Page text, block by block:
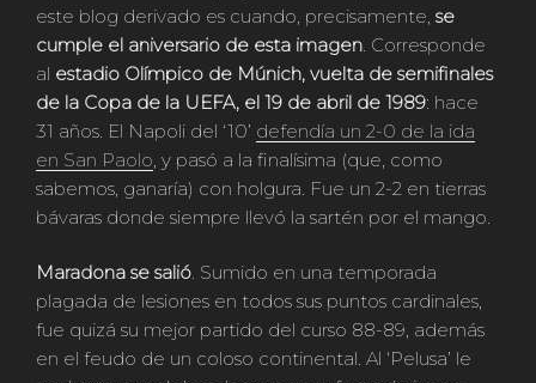
este blog derivado es cuando, precisamente, se
cumple el aniversario de esta imagen . Corresponde
al estadio Olímpico de Múnich, vuelta de semifinales
de la Copa de la UEFA, el 19 de abril de 1989: hace
31 años. El Napoli del ‘10’ defendía un 2-0 de la ida
en San Paolo , y pasó a la finalísima (que, como
sabemos, ganaría) con holgura. Fue un 2-2 en tierras
bávaras donde siempre llevó la sartén por el mango.
Maradona se salió. Sumido en una temporada
plagada de lesiones en todos sus puntos cardinales,
fue quizá su mejor partido del curso 88-89, además
en el feudo de un coloso continental. Al ‘Pelusa’ le